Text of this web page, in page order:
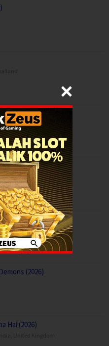
,Thriller,Brazil
Super Hot! T…
,Japan
(2026)
Hai (2026)